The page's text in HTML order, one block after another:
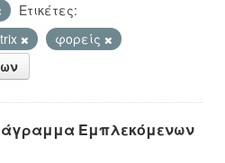
Ετικέτες:
φορείς
Εμπλεκόμενων